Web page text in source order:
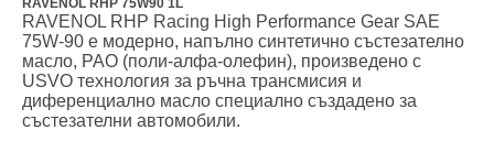
RAVENOL RHP 75W90 1L
RAVENOL RHP Racing High Performance Gear SAE
75W-90 е модерно, напълно синтетично състезателно
масло, PAO (поли-алфа-олефин), произведено с
USVO технология за ръчна трансмисия и
диференциално масло специално създадено за
състезателни автомобили.